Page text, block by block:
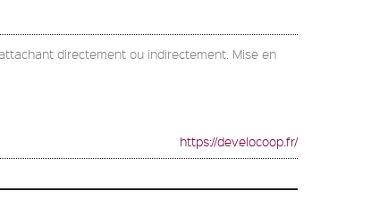
directement ou indirectement. Mise en
https://develocoop.fr/